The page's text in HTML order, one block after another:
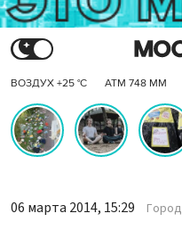
ВОЗДУХ +25 °C АТМ 748 ММ
06 марта 2014, 15:29 Город